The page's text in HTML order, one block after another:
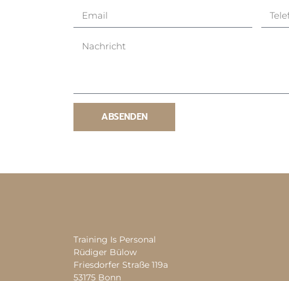
ABSENDEN
Training Is Personal
Rüdiger Bülow
Friesdorfer Straße 119a
53175 Bonn